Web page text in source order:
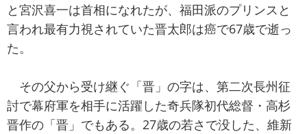
と宮沢喜一は首相になれたが、福田派のプリンスと
言われ最有力視されていた晋太郎は癌で67歳で逝っ
た。
その父から受け継ぐ「晋」の字は、第二次長州征
討で幕府軍を相手に活躍した奇兵隊初代総督・高杉
晋作の「晋」でもある。27歳の若さで没した、維新